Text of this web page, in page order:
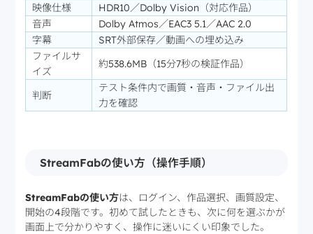
映像仕様
HDR10／Dolby Vision（対応作品）
音声
Dolby Atmos／EAC3 5.1／AAC 2.0
字幕
SRT外部保存／動画への埋め込み
ファイルサ
イズ
約538.6MB（15分7秒の検証作品）
判断
テスト条件内で画質・音声・ファイル出
力を確認
StreamFabの使い方（操作手順）
StreamFabの使い方は、ログイン、作品選択、画質設定、
開始の4段階です。初めて試したときも、次に何を選ぶかが
画面上で分かりやすく、操作に迷いにくい印象でした。